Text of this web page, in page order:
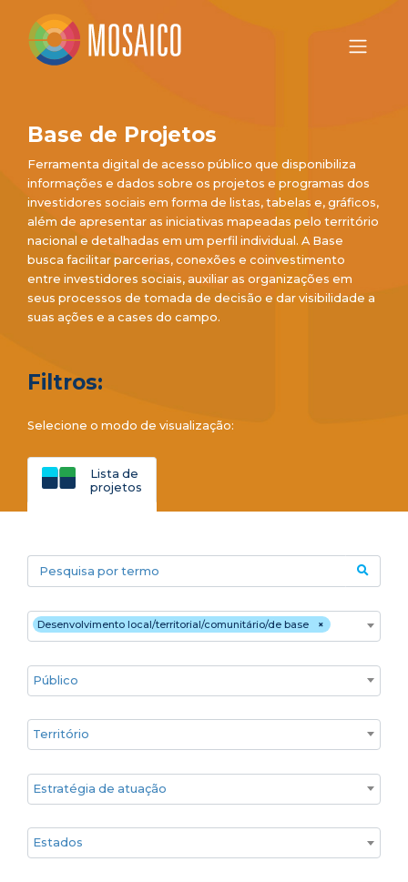
Base de Projetos
Ferramenta digital de acesso público que disponibiliza
informações e dados sobre os projetos e programas dos
investidores sociais em forma de listas, tabelas e, gráficos,
além de apresentar as iniciativas mapeadas pelo território
nacional e detalhadas em um perfil individual. A Base
busca facilitar parcerias, conexões e coinvestimento
entre investidores sociais, auxiliar as organizações em
seus processos de tomada de decisão e dar visibilidade a
suas ações e a cases do campo.
Filtros:
Selecione o modo de visualização:
Lista de
projetos
Pesquisa por termo
Áreas temáticas ×
Desenvolvimento local/territorial/comunitário/de base
Público
Territórios
Estratégia de atuação
Estado